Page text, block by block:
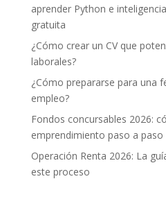
aprender Python e
gratuita
¿Cómo crear un CV que
laborales?
¿Cómo prepararse para una
empleo?
Fondos concursables 2026:
emprendimiento paso a paso
Operación Renta 2026: La
este proceso